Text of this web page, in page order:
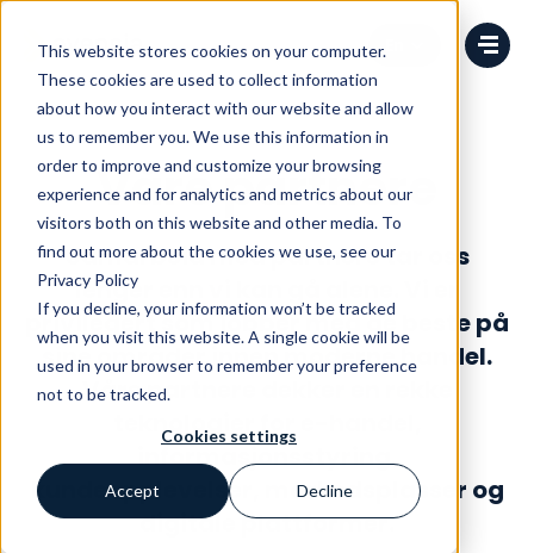
This website stores cookies on your computer.
These cookies are used to collect information
about how you interact with our website and allow
us to remember you. We use this information in
order to improve and customize your browsing
experience and for analytics and metrics about our
visitors both on this website and other media. To
find out more about the cookies we use, see our
Privacy Policy
If you decline, your information won’t be tracked
when you visit this website. A single cookie will be
used in your browser to remember your preference
not to be tracked.
Cookies settings
Accept Decline
Change language
Våre partnere
Samarbeid med partnere tar oss
lenger enn vi kan gå alene. Vi er
privilegert som jobber med de beste på
sine områder innen moderne handel.
Våre partnere dekker en rekke
teknologier for e-handel,
informasjonsstyring,
kundeopplevelser, markedsplasser og
digitale plattformer.